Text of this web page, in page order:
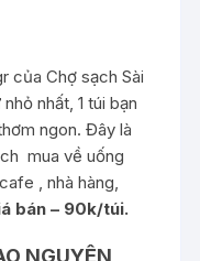
của Chợ sạch Sài
nhất, 1 túi bạn
ngon. Đây là
mua về uống
, nhà hàng,
bán – 90k/túi.
NGUYÊN